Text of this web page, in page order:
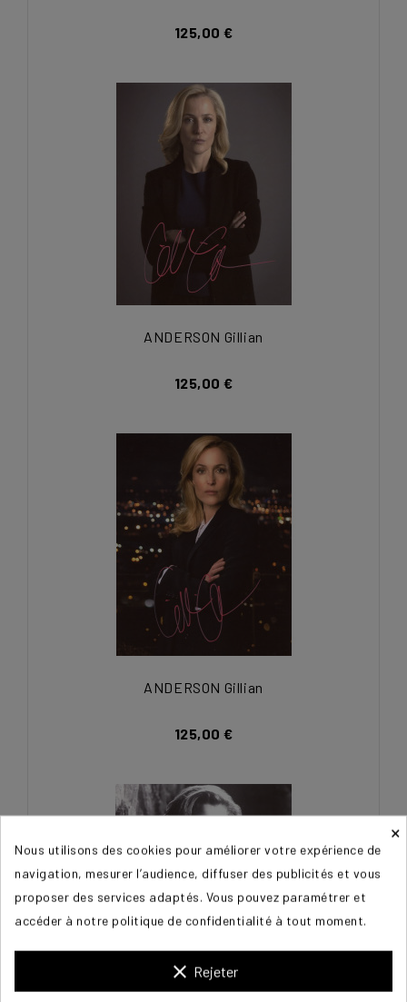
125,00 €
ANDERSON Gillian
125,00 €
ANDERSON Gillian
125,00 €
×
Nous utilisons des cookies pour améliorer votre expérience de
navigation, mesurer l’audience, diffuser des publicités et vous
proposer des services adaptés. Vous pouvez paramétrer et
accéder à notre politique de confidentialité à tout moment.
clear Rejeter